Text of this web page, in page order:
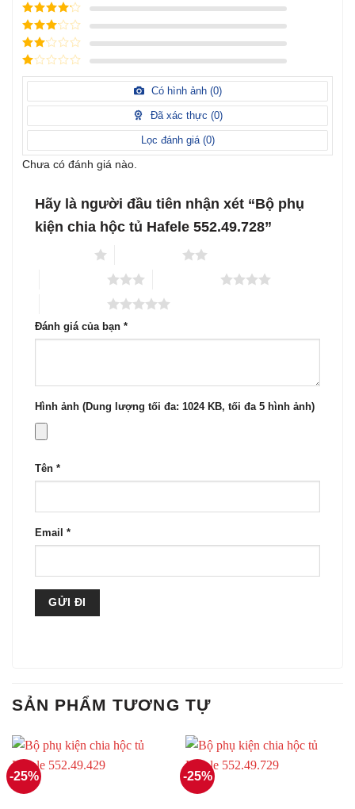
Được xếp
hạng
5
5
sao
Được xếp
hạng
4
5
sao
Được
xếp
hạng3
5 sao
Được
hạng
sao
Được
hạng
sao
Có hình ảnh (0)
Đã xác thực (0)
Lọc đánh giá (0)
Chưa có đánh giá nào.
Hãy là người đầu tiên nhận xét “Bộ phụ
kiện chia hộc tủ Hafele 552.49.728”
Đánh giá của bạn *
Hình ảnh (Dung lượng tối đa: 1024 KB, tối đa 5 hình ảnh)
Tên *
Email *
SẢN PHẨM TƯƠNG TỰ
-25% -25%